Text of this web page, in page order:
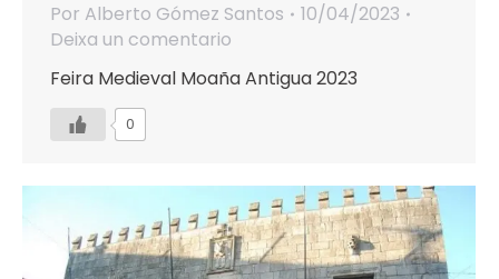
Por Alberto Gómez Santos
10/04/2023
Deixa un comentario
Feira Medieval Moaña Antigua 2023
0